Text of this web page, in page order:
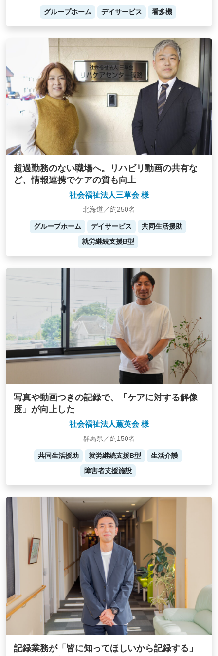
グループホーム デイサービス 看多機
超過勤務のない職場へ。リハビリ動画の共有な
ど、情報連携でケアの質も向上
社会福祉法人三草会 様
北海道／約250名
グループホーム デイサービス
共同生活援助
就労継続支援B型
写真や動画つきの記録で、「ケアに対する解像
度」が向上した
社会福祉法人薫英会 様
群馬県／約150名
共同生活援助 就労継続支援B型
生活介護
障害者支援施設
記録業務が「皆に知ってほしいから記録する」